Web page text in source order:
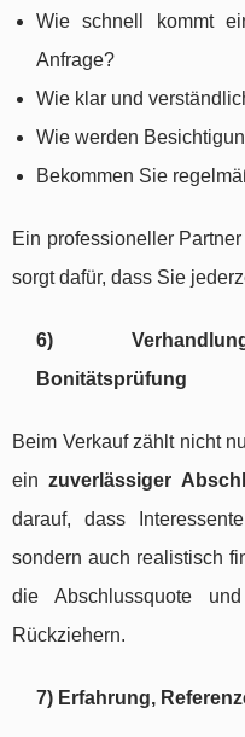
Wie schnell kommt
Anfrage?
Wie klar und
Wie werden
Bekommen Sie
Ein professioneller
sorgt dafür, dass Sie
6)
Bonitätsprüfung
Beim Verkauf zählt nicht
einzuverlässiger
darauf, dass
sondern auch realistisch
die Abschlussquote
Rückziehern.
7) Erfahrung,